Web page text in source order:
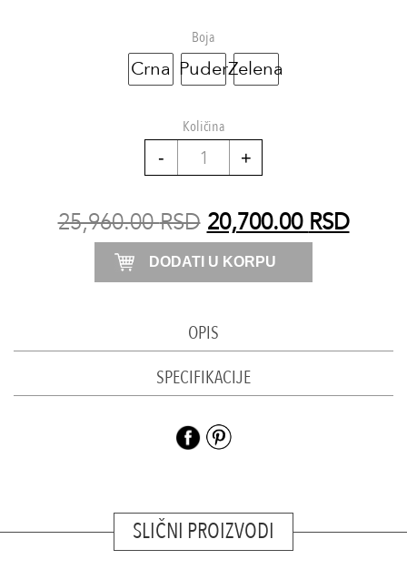
Boja
Crna PuderZelena
Količina
Haljina
kragnom
količina
25,960.00RSD 20,700.00 RSD
DODATI U KORPU
OPIS
SPECIFIKACIJE
SLIČNI PROIZVODI